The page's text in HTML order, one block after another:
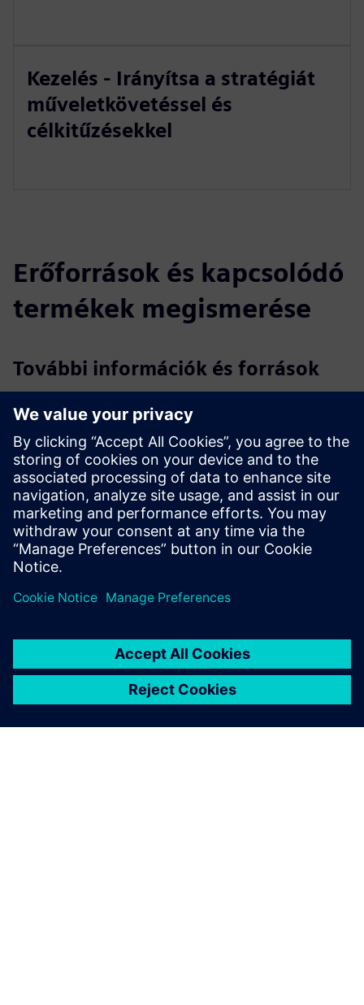
Kezelés - Irányítsa a stratégiát
műveletkövetéssel és
célkitűzésekkel
Erőforrások és kapcsolódó
termékek megismerése
További információk és források
Brosúra: CAST
Előadás: CAST
Adatlap: Siemens SIESTA
Dokumentáció: CAST
SIESTA: Siemens bővíthető Security tesztelő készülék
Feltételek